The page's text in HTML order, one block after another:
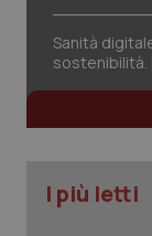
Sanità
sostenibilità.
I più letti